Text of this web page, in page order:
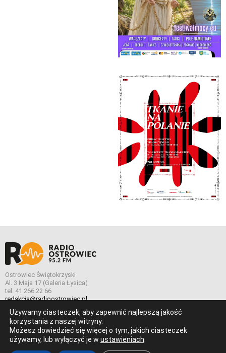
Ostrowiec Świętokrzyski
Al. 3 Maja 17 (Galeria Łysica)
tel. 41 266 22 66
redakcja@radioostrowiec.pl
© Wszelkie prawa zastrzeżone. Radio Ostrowiec 2026 Radio
Ostrowiec.
Stworzone z
Używamy ciasteczek, aby zapewnić najlepszą jakość
korzystania z naszej witryny.
Możesz dowiedzieć się więcej o tym, jakich ciasteczek
używamy, lub wyłączyć je w ustawieniach